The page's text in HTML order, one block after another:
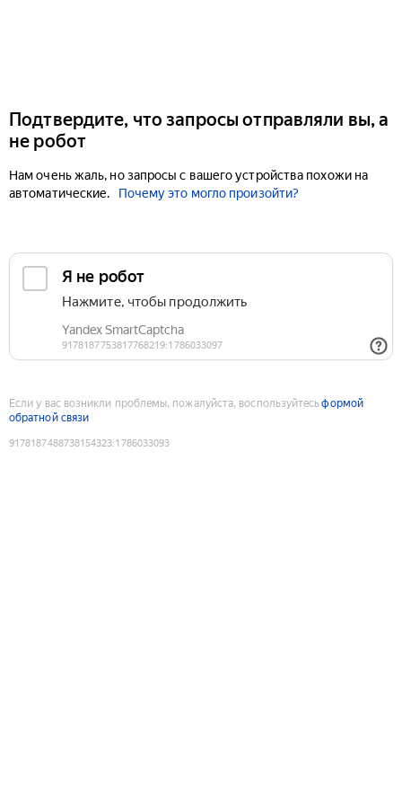
Подтвердите, что запросы отправляли вы, а
не робот
Нам очень жаль, но запросы с вашего устройства похожи на
автоматические.
Почему это могло произойти?
Если у вас возникли проблемы, пожалуйста, воспользуйтесьформой
обратной связи
9178187488738154323:1786033093